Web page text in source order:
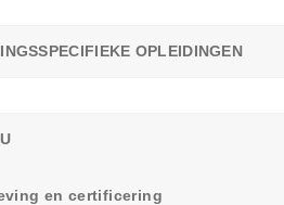
OPLEIDINGEN
en certificering